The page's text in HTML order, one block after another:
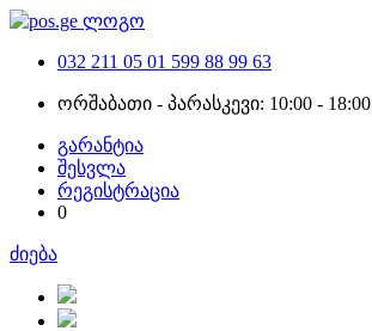
032 211 05 01 599 88 99 63
ორშაბათი - პარასკევი: 10:00 - 18:00
გარანტია
შესვლა
რეგისტრაცია
0
ძიება